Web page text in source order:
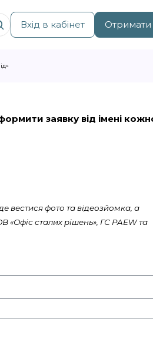
Вхід в кабінет Отримати
заявку від імені
вестися фото та відеозйомка, а
сталих рішень», ГС PAEW та